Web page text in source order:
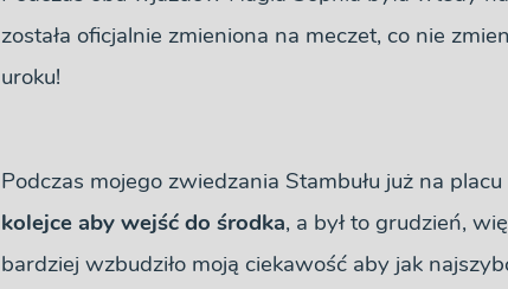
została oficjalnie zmieniona na meczet, co nie
uroku!
Podczas mojego zwiedzania Stambułu już na
kolejce aby wejść do środka, a był to grudzień,
bardziej wzbudziło moją ciekawość aby jak